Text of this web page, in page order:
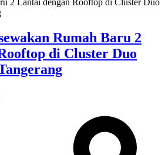
Rumah Baru 2
di Cluster Duo